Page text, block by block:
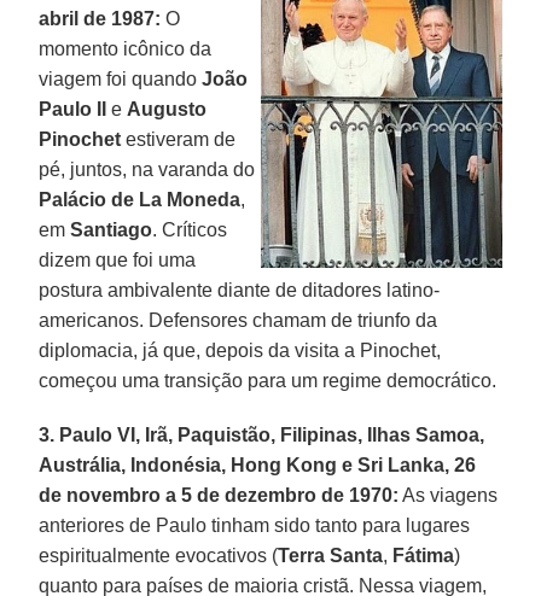
abril de 1987: O
momento icônico da
viagem foi quandoJoão
Paulo
e Augusto
Pinochet estiveram de
pé, juntos, na varanda do
Palácio de La Moneda,
emSantiago. Críticos
dizem que foi uma
postura ambivalente diante de ditadores latino-
americanos. Defensores chamam de triunfo da
diplomacia, já que, depois da visita a Pinochet,
começou uma transição para um regime democrático.
3. Paulo VI, Irã, Paquistão, Filipinas, Ilhas Samoa,
Austrália, Indonésia, Hong Kong e Sri Lanka, 26
de novembro a 5 de dezembro de 1970: As viagens
anteriores de Paulo tinham sido tanto para lugares
espiritualmente evocativos (Terra Santa, Fátima)
quanto para países de maioria cristã. Nessa viagem,